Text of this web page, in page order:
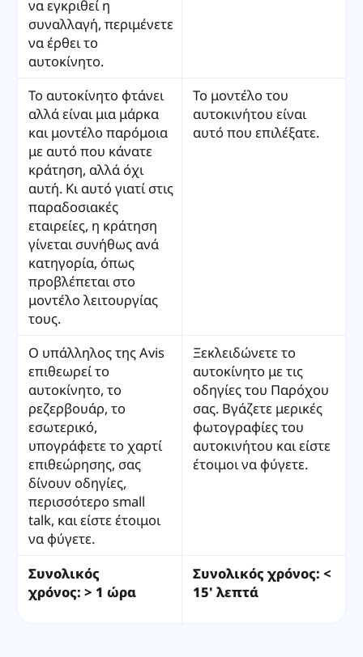
να εγκριθεί η
συναλλαγή, περιμένετε
να έρθει το
αυτοκίνητο.
Το αυτοκίνητο φτάνει
αλλά είναι μια μάρκα
και μοντέλο παρόμοια
με αυτό που κάνατε
κράτηση, αλλά όχι
αυτή. Κι αυτό γιατί στις
παραδοσιακές
εταιρείες, η κράτηση
γίνεται συνήθως ανά
κατηγορία, όπως
προβλέπεται στο
μοντέλο λειτουργίας
τους.
Το μοντέλο του
αυτοκινήτου είναι
αυτό που επιλέξατε.
Ο υπάλληλος της Avis
επιθεωρεί το
αυτοκίνητο, το
ρεζερβουάρ, το
εσωτερικό,
υπογράφετε το χαρτί
επιθεώρησης, σας
δίνουν οδηγίες,
περισσότερο small
talk, και είστε έτοιμοι
να φύγετε.
Ξεκλειδώνετε το
αυτοκίνητο με τις
οδηγίες του Παρόχου
σας. Βγάζετε μερικές
φωτογραφίες του
αυτοκινήτου και είστε
έτοιμοι να φύγετε.
Συνολικός
χρόνος: > 1 ώρα
Συνολικός χρόνος: <
15' λεπτά